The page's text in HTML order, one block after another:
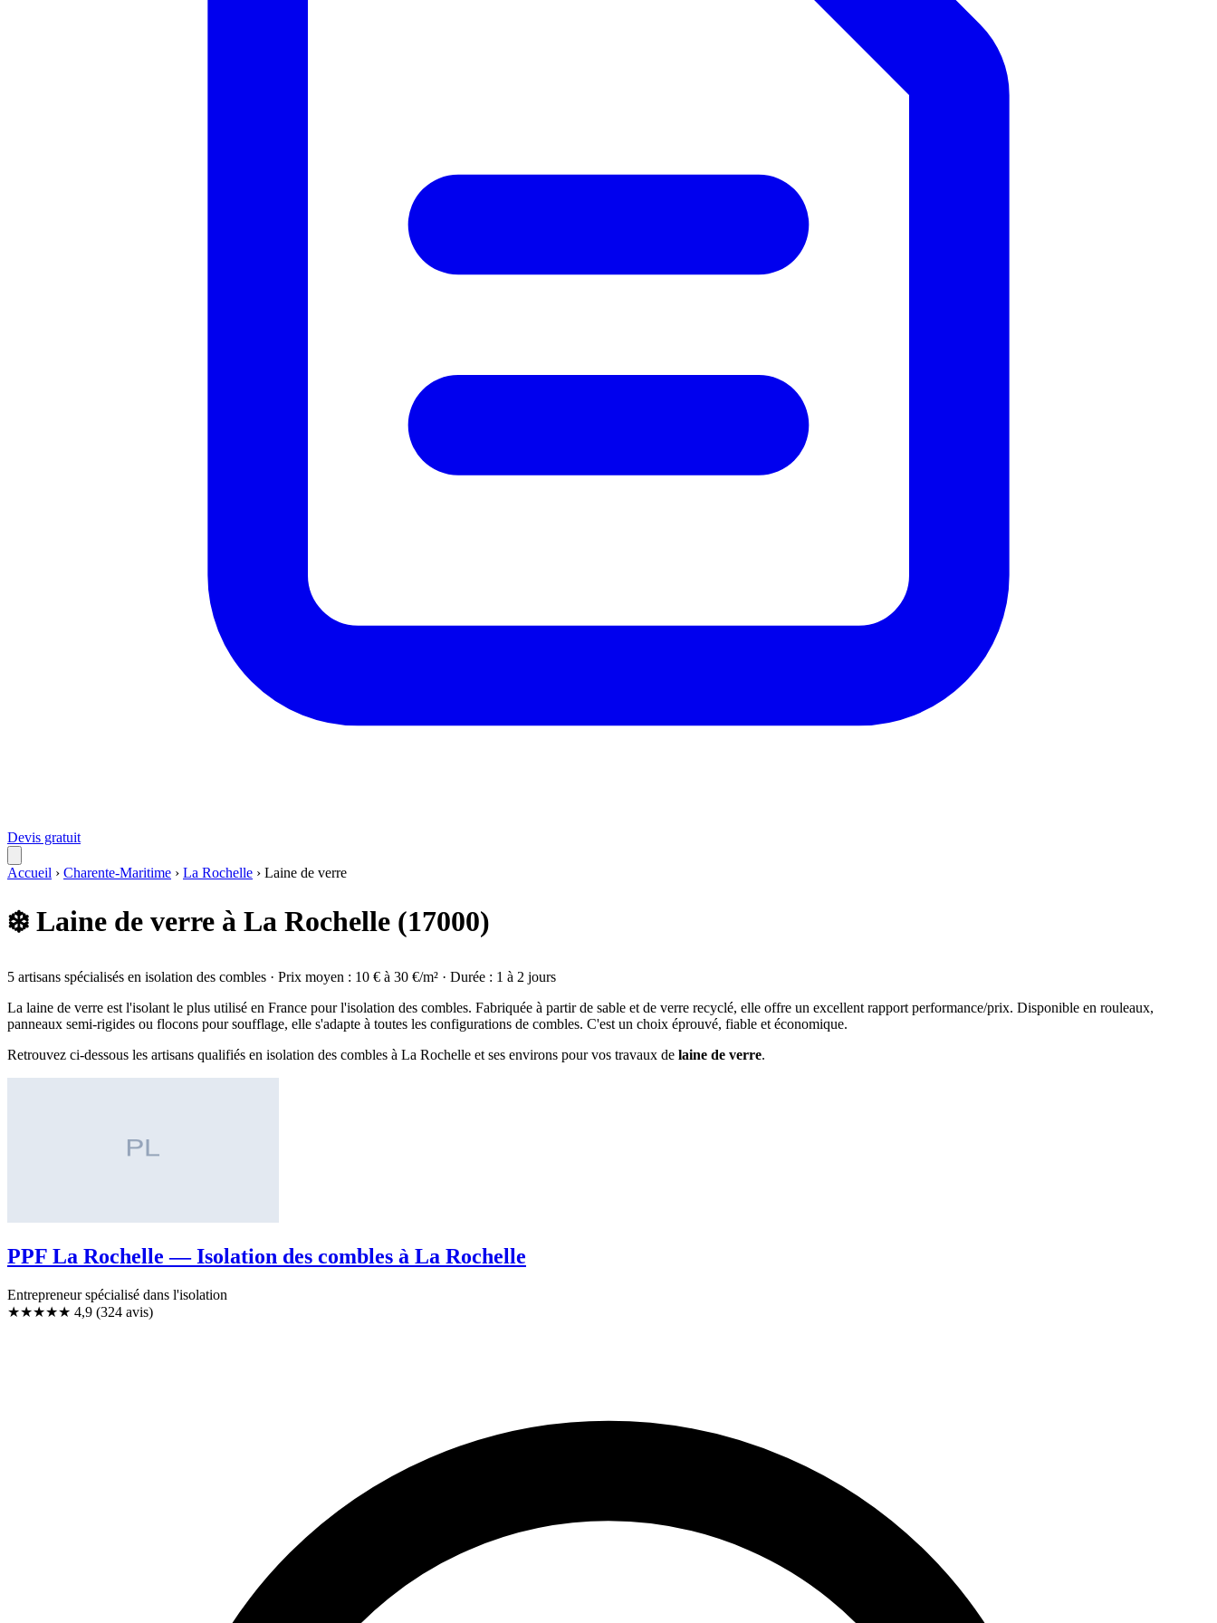
Devis gratuit
Accueil › Charente-Maritime › La Rochelle › Laine de verre
❄️ Laine de verre à La Rochelle (17000)
5 artisans spécialisés en isolation des combles · Prix moyen : 10 € à 30 €/m² · Durée : 1 à 2 jours
La laine de verre est l'isolant le plus utilisé en France pour l'isolation des combles. Fabriquée à partir de sable et de verre recyclé, elle offre un excellent rapport performance/prix. Disponible en rouleaux,
panneaux semi-rigides ou flocons pour soufflage, elle s'adapte à toutes les configurations de combles. C'est un choix éprouvé, fiable et économique.
Retrouvez ci-dessous les artisans qualifiés en isolation des combles à La Rochelle et ses environs pour vos travaux de laine de verre.
PPF La Rochelle — Isolation des combles à La Rochelle
Entrepreneur spécialisé dans l'isolation
★★★★★ 4,9 (324 avis)